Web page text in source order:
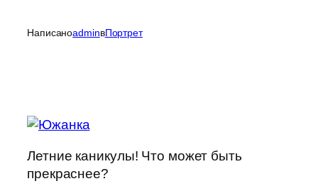
НаписаноadminвПортрет
Летние каникулы! Что может быть
прекраснее?